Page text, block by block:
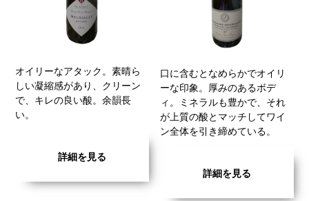
オイリーなアタック。素晴ら
しい凝縮感があり、クリーン
で、キレの良い酸。余韻長
い。
詳細を見る
口に含むとなめらかでオイリ
ーな印象。厚みのあるボデ
ィ。ミネラルも豊かで、それ
が上質の酸とマッチしてワイ
ン全体を引き締めている。
詳細を見る